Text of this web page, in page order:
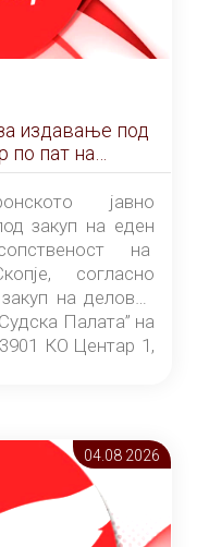
издавање под
по пат на
јавно
закуп на еден
на
согласно
на деловен
Палата” на
КО Центар 1,
од 3
на
04.08 2026